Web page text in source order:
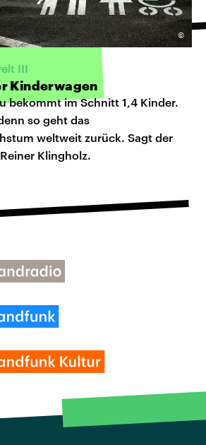
©
III
Kinderwagen
bekommt im Schnitt 1,4 Kinder.
so geht das
weltweit zurück. Sagt der
Klingholz.